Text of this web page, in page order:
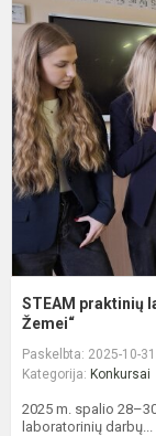
STEAM praktinių
Žemei“
Paskelbta: 2025-10-31
Kategorija: Konkursai
2025 m. spalio
laboratorinių darbų...